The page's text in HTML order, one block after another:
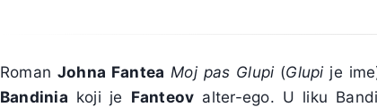
Roman Johna Fantea Moj pas Glupi(Glupi je
Bandinia koji je Fanteov alter-ego. U liku